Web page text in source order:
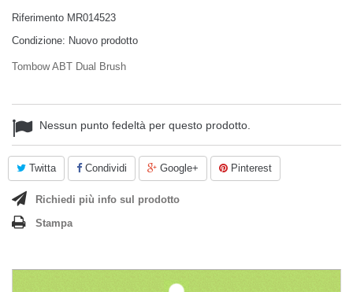
Riferimento MR014523
Condizione: Nuovo prodotto
Tombow ABT Dual Brush
Nessun punto fedeltà per questo prodotto.
Twitta Condividi Google+ Pinterest
Richiedi più info sul prodotto
Stampa